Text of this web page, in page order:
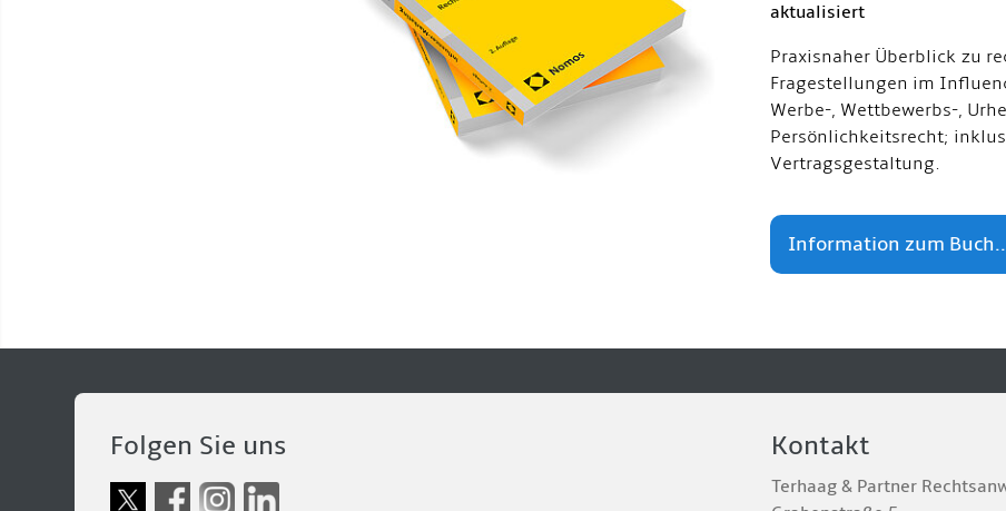
aktualisiert
Praxisnaher Überblick zu
Fragestellungen im
Werbe-, Wettbewerbs-,
Persönlichkeitsrecht;
Vertragsgestaltung.
Information zum
Folgen Sie uns Kontakt
Terhaag & Partner